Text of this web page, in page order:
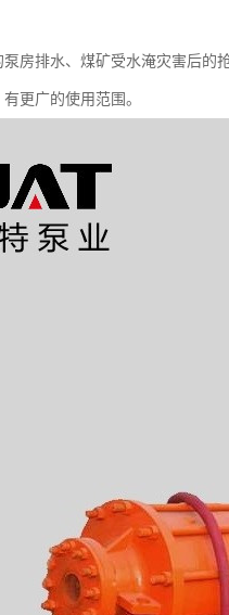
房排水、煤矿受水淹灾害后
更广的使用范围。